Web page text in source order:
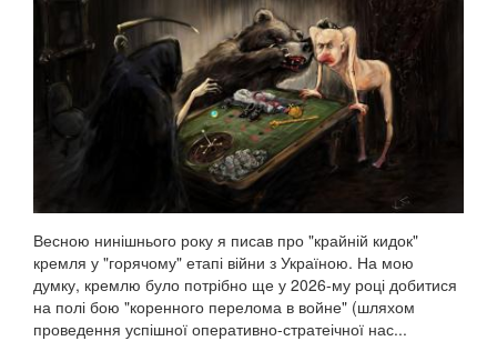
Весною нинішнього року я писав про "крайній кидок"
кремля у "горячому" етапі війни з Україною. На мою
думку, кремлю було потрібно ще у 2026-му році добитися
на полі бою "коренного перелома в войне" (шляхом
проведення успішної оперативно-стратеічної нас...